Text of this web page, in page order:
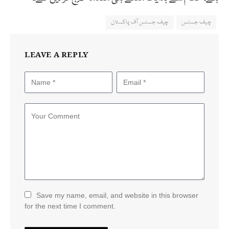
چیف جسٹس چیف جسٹس آف پاکستان
LEAVE A REPLY
Save my name, email, and website in this browser
for the next time I comment.